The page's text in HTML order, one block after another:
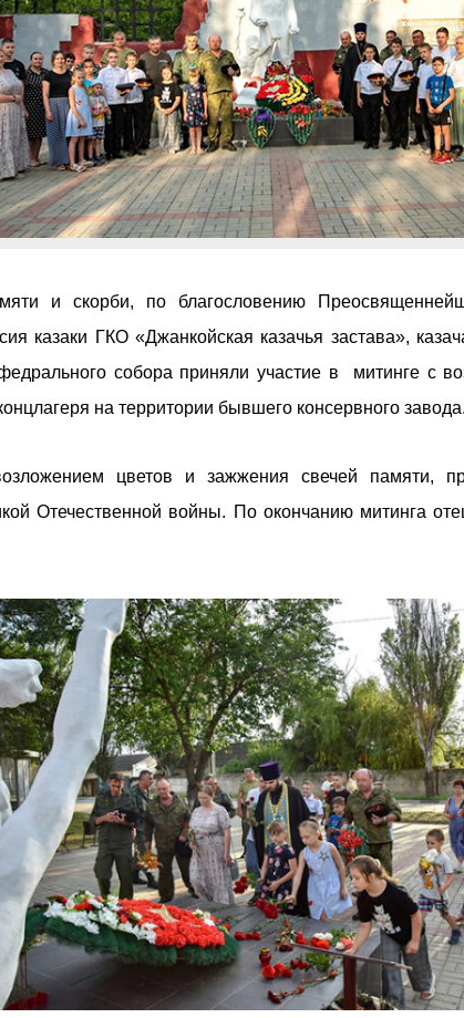
и скорби, по благословению
казаки ГКО «Джанкойская казачья застава»,
собора приняли участие в митинге с
на территории бывшего консервного завода.
цветов и зажжения свечей памяти,
Отечественной войны. По окончанию митинга